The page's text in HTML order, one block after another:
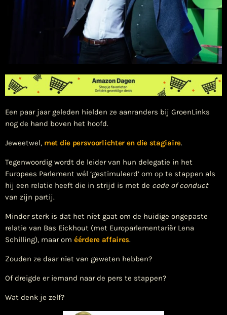
Een paar jaar geleden hielden ze aanranders bij GroenLinks
nog de hand boven het hoofd.
Jeweetwel, met die persvoorlichter en die stagiaire.
Tegenwoordig wordt de leider van hun delegatie in het
Europees Parlement wél ‘gestimuleerd’ om op te stappen als
hij een relatie heeft die in strijd is met de code of conduct
van zijn partij.
Minder sterk is dat het níet gaat om de huidige ongepaste
relatie van Bas Eickhout (met Europarlementariër Lena
Schilling), maar om éérdere affaires.
Zouden ze daar niet van geweten hebben?
Of dreigde er iemand naar de pers te stappen?
Wat denk je zelf?